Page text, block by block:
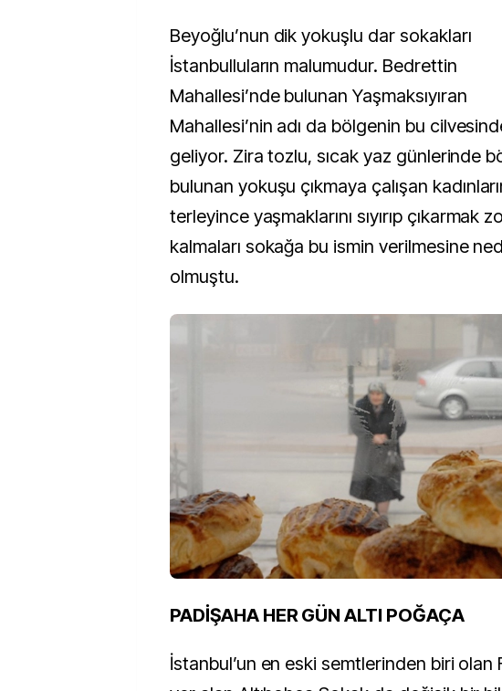
Beyoğlu’nun dik yokuşlu dar sokakları
İstanbulluların malumudur. Bedrettin
Mahallesi’nde bulunan Yaşmaksıyıran
Mahallesi’nin adı da bölgenin bu
geliyor. Zira tozlu, sıcak yaz günlerinde
bulunan yokuşu çıkmaya çalışan
terleyince yaşmaklarını sıyırıp çıkarmak
kalmaları sokağa bu ismin verilmesine
olmuştu.
PADİŞAHA HER GÜN ALTI POĞAÇA
İstanbul’un en eski semtlerinden biri olan